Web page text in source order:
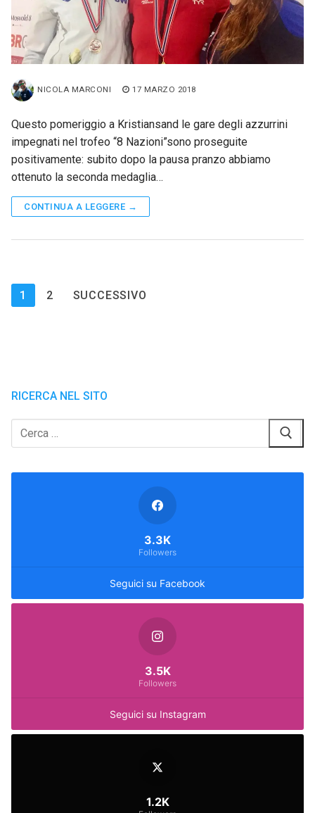
NICOLA MARCONI 17 MARZO 2018
Questo pomeriggio a Kristiansand le gare degli azzurrini
impegnati nel trofeo “8 Nazioni”sono proseguite
positivamente: subito dopo la pausa pranzo abbiamo
ottenuto la seconda medaglia…
CONTINUA A LEGGERE →
Paginazione
degli
1 2 SUCCESSIVO
RICERCA NEL SITO
Cerca:
Seguici su Facebook
3.3K
Followers
Seguici su Instagram
3.5K
Followers
1.2K